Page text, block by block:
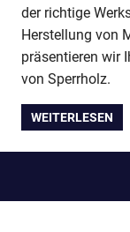
der richtige
Herstellung von
präsentieren wir
von Sperrholz.
WEITERLESEN